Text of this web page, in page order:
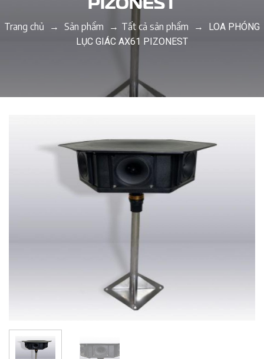
Trang chủ → Sản phẩm → Tất cả sản phẩm →
LOA PHÓNG
LỤC GIÁC AX61 PIZONEST